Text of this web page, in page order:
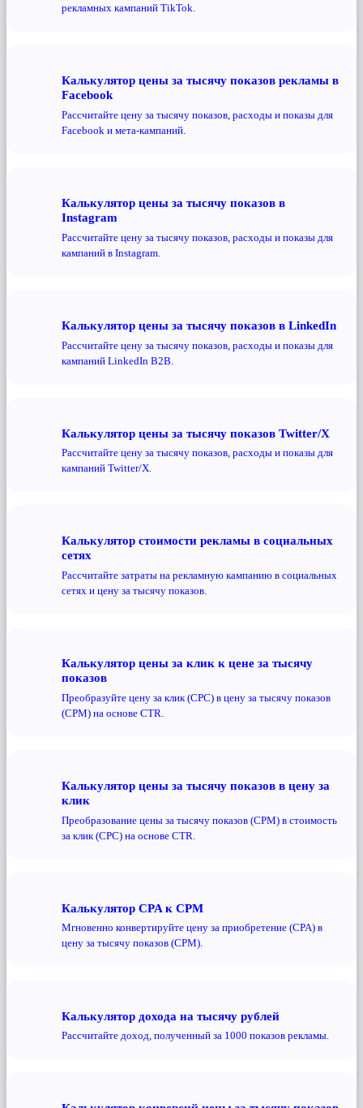
рекламных кампаний TikTok.
Калькулятор цены за тысячу показов рекламы в
Facebook
Рассчитайте цену за тысячу показов, расходы и показы для
Facebook и мета-кампаний.
Калькулятор цены за тысячу показов в
Instagram
Рассчитайте цену за тысячу показов, расходы и показы для
кампаний в Instagram.
Калькулятор цены за тысячу показов в LinkedIn
Рассчитайте цену за тысячу показов, расходы и показы для
кампаний LinkedIn B2B.
Калькулятор цены за тысячу показов Twitter/X
Рассчитайте цену за тысячу показов, расходы и показы для
кампаний Twitter/X.
Калькулятор стоимости рекламы в социальных
сетях
Рассчитайте затраты на рекламную кампанию в социальных
сетях и цену за тысячу показов.
Калькулятор цены за клик к цене за тысячу
показов
Преобразуйте цену за клик (CPC) в цену за тысячу показов
(CPM) на основе CTR.
Калькулятор цены за тысячу показов в цену за
клик
Преобразование цены за тысячу показов (CPM) в стоимость
за клик (CPC) на основе CTR.
Калькулятор CPA к CPM
Мгновенно конвертируйте цену за приобретение (CPA) в
цену за тысячу показов (CPM).
Калькулятор дохода на тысячу рублей
Рассчитайте доход, полученный за 1000 показов рекламы.